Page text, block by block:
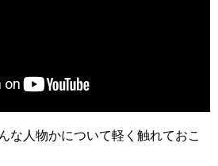
な人物かについて軽く触れておこ